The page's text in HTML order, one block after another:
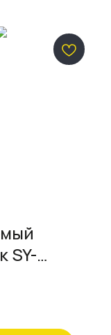
SY-